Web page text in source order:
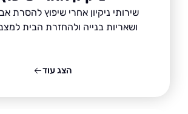
שירותי ניקיון אחרי שיפוץ להסרת אבק, לכלוך
ושאריות בנייה ולהחזרת הבית למצב מושלם.